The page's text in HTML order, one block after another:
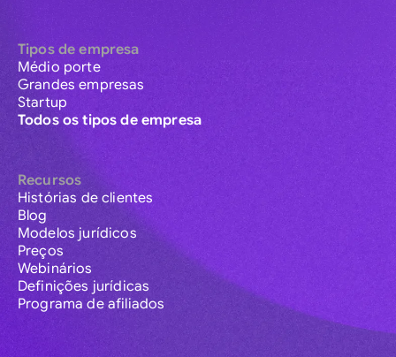
Tipos de empresa
Médio porte
Grandes empresas
Startup
Todos os tipos de empresa
Recursos
Histórias de clientes
Blog
Modelos jurídicos
Preços
Webinários
Definições jurídicas
Programa de afiliados